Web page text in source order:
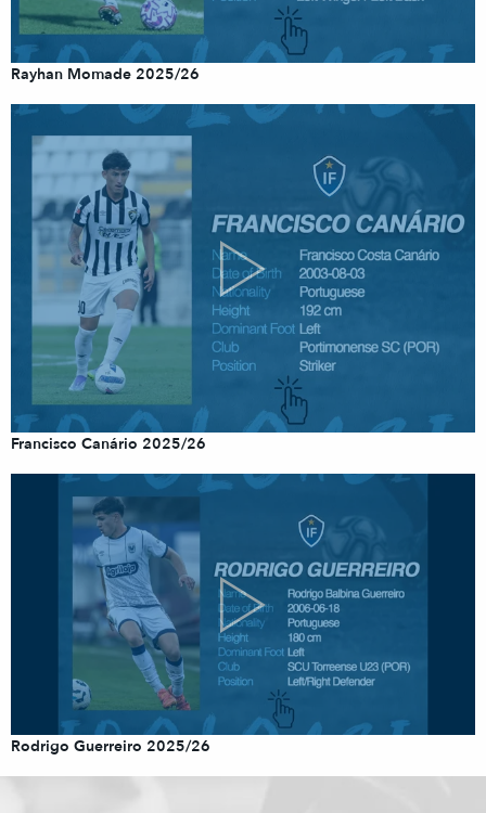
Rayhan Momade 2025/26
Francisco Canário 2025/26
Rodrigo Guerreiro 2025/26